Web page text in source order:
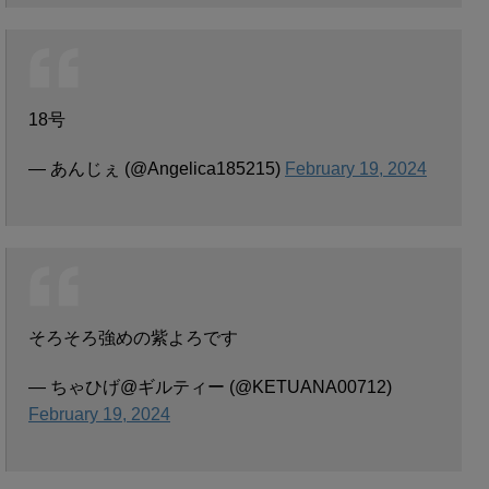
18号
— あんじぇ (@Angelica185215) February 19, 2024
そろそろ強めの紫よろです
— ちゃひげ@ギルティー (@KETUANA00712)
February 19, 2024